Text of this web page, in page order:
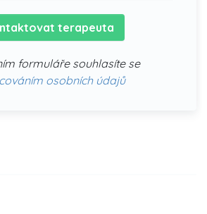
terapeuta
formuláře souhlasíte se
osobních údajů